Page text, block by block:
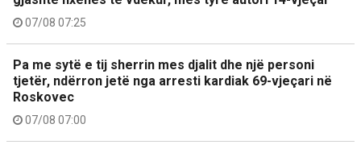
07/08 07:25
Pa me sytë e tij sherrin mes djalit dhe një personi
tjetër, ndërron jetë nga arresti kardiak 69-vjeçari në
Roskovec
07/08 07:00